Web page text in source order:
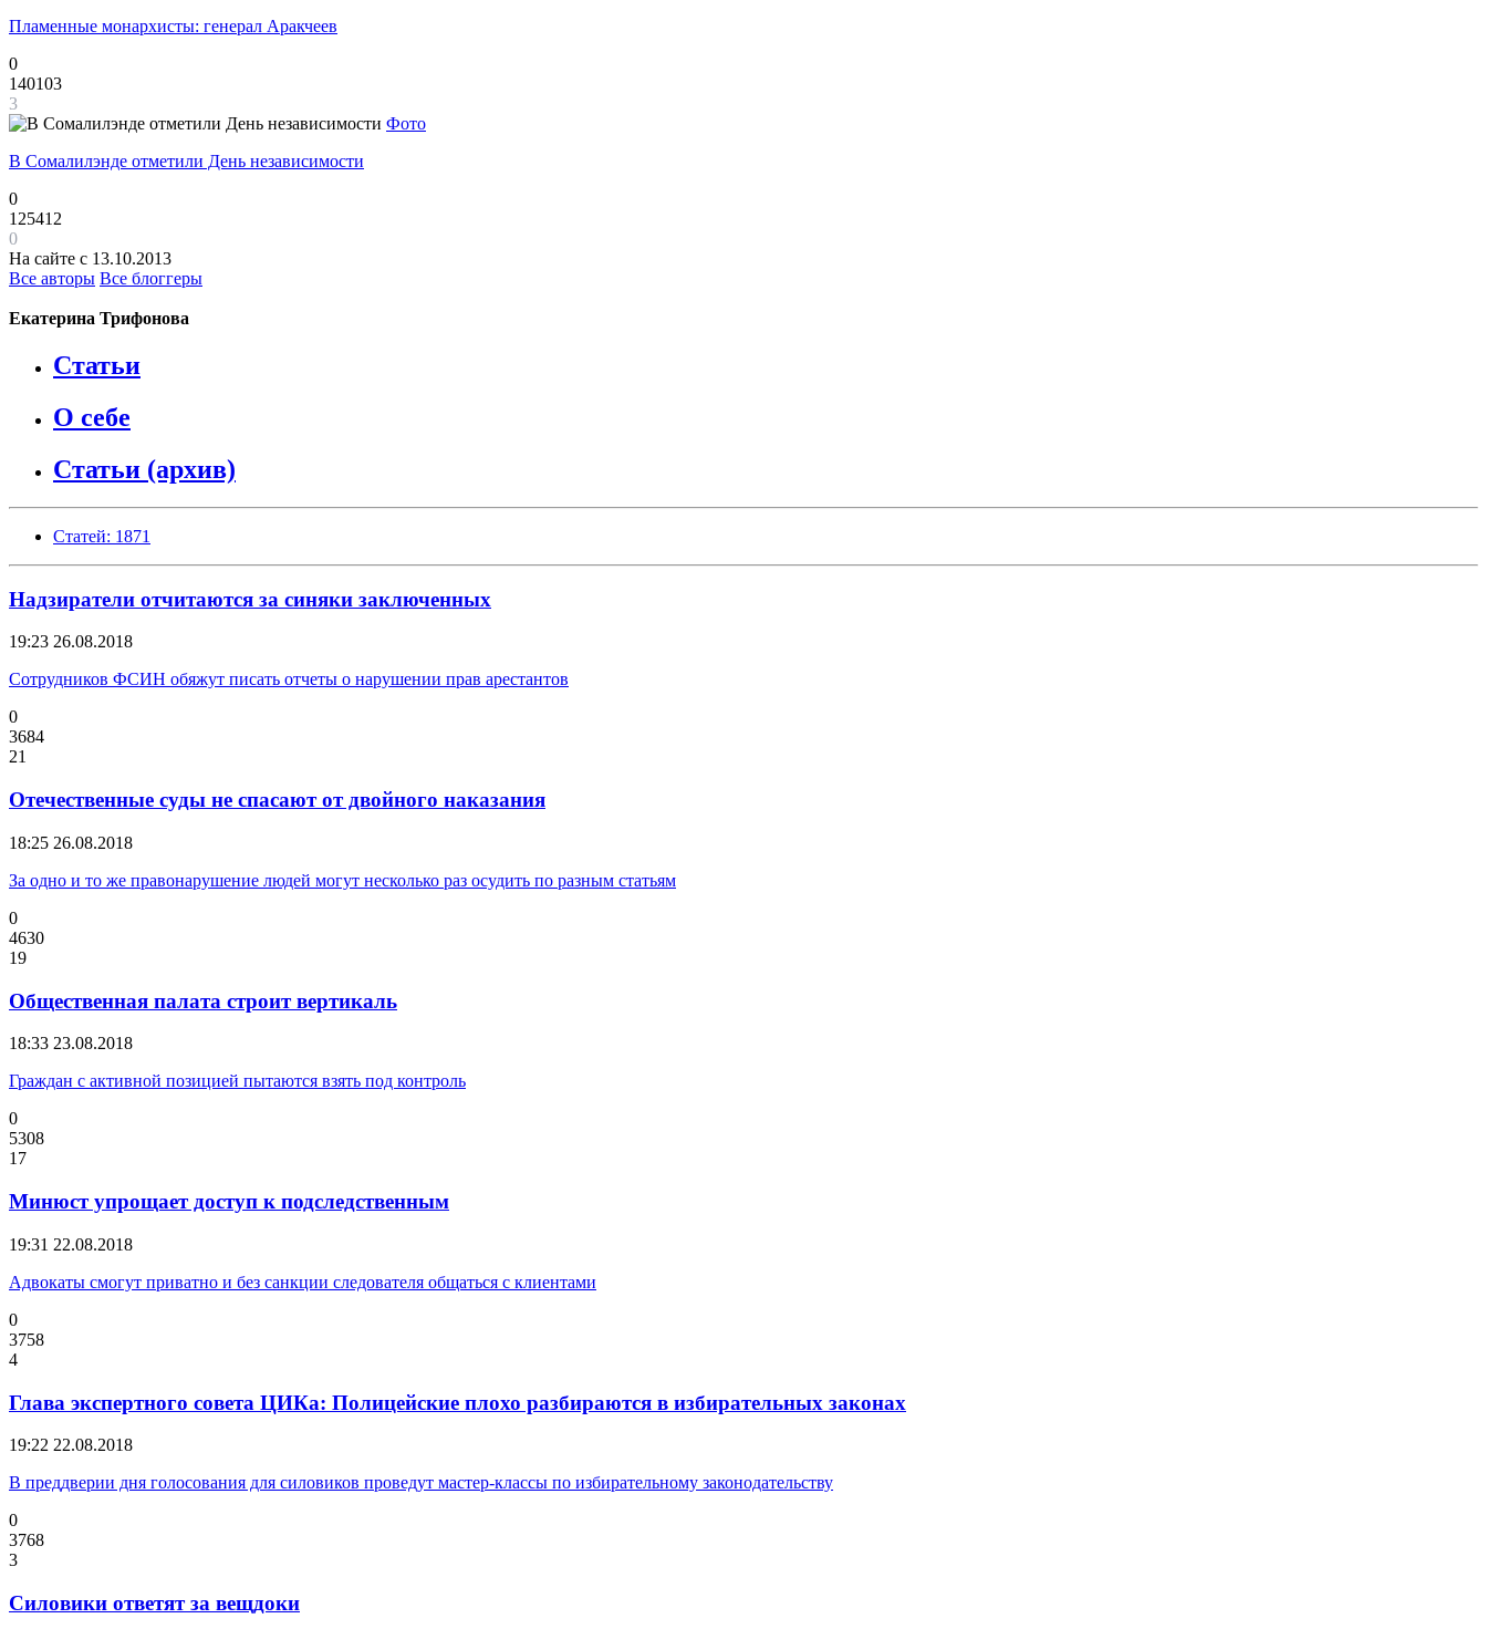
Пламенные монархисты: генерал Аракчеев
0
140103
3
Фото
В Сомалилэнде отметили День независимости
0
125412
0
На сайте с 13.10.2013
Все авторы Все блоггеры
Екатерина Трифонова
Статьи
О себе
Статьи (архив)
Статей: 1871
Надзиратели отчитаются за синяки заключенных
19:23 26.08.2018
Сотрудников ФСИН обяжут писать отчеты о нарушении прав арестантов
0
3684
21
Отечественные суды не спасают от двойного наказания
18:25 26.08.2018
За одно и то же правонарушение людей могут несколько раз осудить по разным статьям
0
4630
19
Общественная палата строит вертикаль
18:33 23.08.2018
Граждан с активной позицией пытаются взять под контроль
0
5308
17
Минюст упрощает доступ к подследственным
19:31 22.08.2018
Адвокаты смогут приватно и без санкции следователя общаться с клиентами
0
3758
4
Глава экспертного совета ЦИКа: Полицейские плохо разбираются в избирательных законах
19:22 22.08.2018
В преддверии дня голосования для силовиков проведут мастер-классы по избирательному законодательству
0
3768
3
Силовики ответят за вещдоки